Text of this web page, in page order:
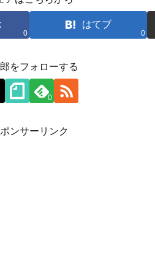
0
はてブ
0
をフォローする
0
ンサーリンク